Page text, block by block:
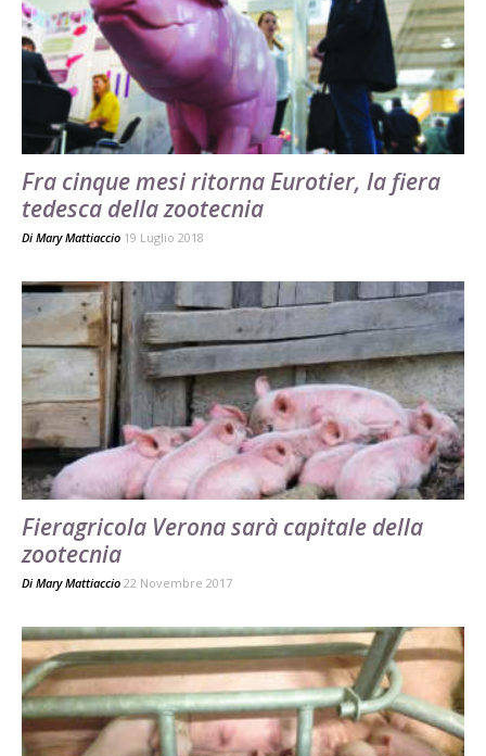
Fra cinque mesi ritorna Eurotier, la fiera
tedesca della zootecnia
Di Mary Mattiaccio 19 Luglio 2018
Fieragricola Verona sarà capitale della
zootecnia
Di Mary Mattiaccio 22 Novembre 2017